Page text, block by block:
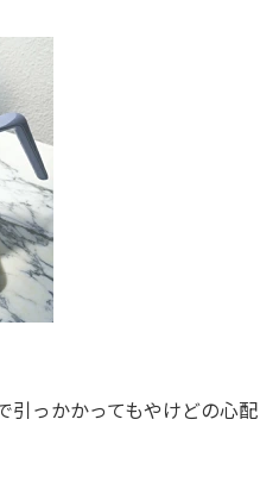
引っかかってもやけどの心配